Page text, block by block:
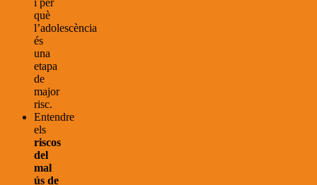
què
l’adolescència
és
una
etapa
de
major
risc.
Entendre
els
riscos
del
mal
ús de